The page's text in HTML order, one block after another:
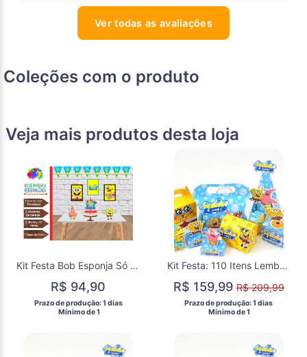
Ver todas as avaliações
Coleções com o produto
Veja mais produtos desta loja
Kit Festa Bob Esponja Só Um Bolinho
R$ 94,90
Prazo de produção: 1 dias
  Mínimo de 1
Kit Festa: 110 Itens Lembrancinha Personalizadas Bob Esponja
R$ 159,99R$ 209,99
Prazo de produção: 1 dias
  Mínimo de 1